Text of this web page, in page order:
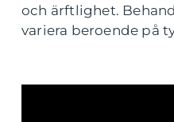
och ärftlighet.
variera beroende på